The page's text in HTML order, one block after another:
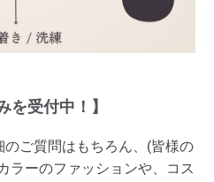
を受付中！】
ご質問はもちろん、(皆様の
ラーのファッションや、コス